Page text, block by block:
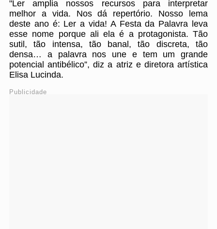
"Ler amplia nossos recursos para interpretar
melhor a vida. Nos dá repertório. Nosso lema
deste ano é: Ler a vida! A Festa da Palavra leva
esse nome porque ali ela é a protagonista. Tão
sutil, tão intensa, tão banal, tão discreta, tão
densa… a palavra nos une e tem um grande
potencial antibélico”, diz a atriz e diretora artística
Elisa Lucinda.
Publicidade